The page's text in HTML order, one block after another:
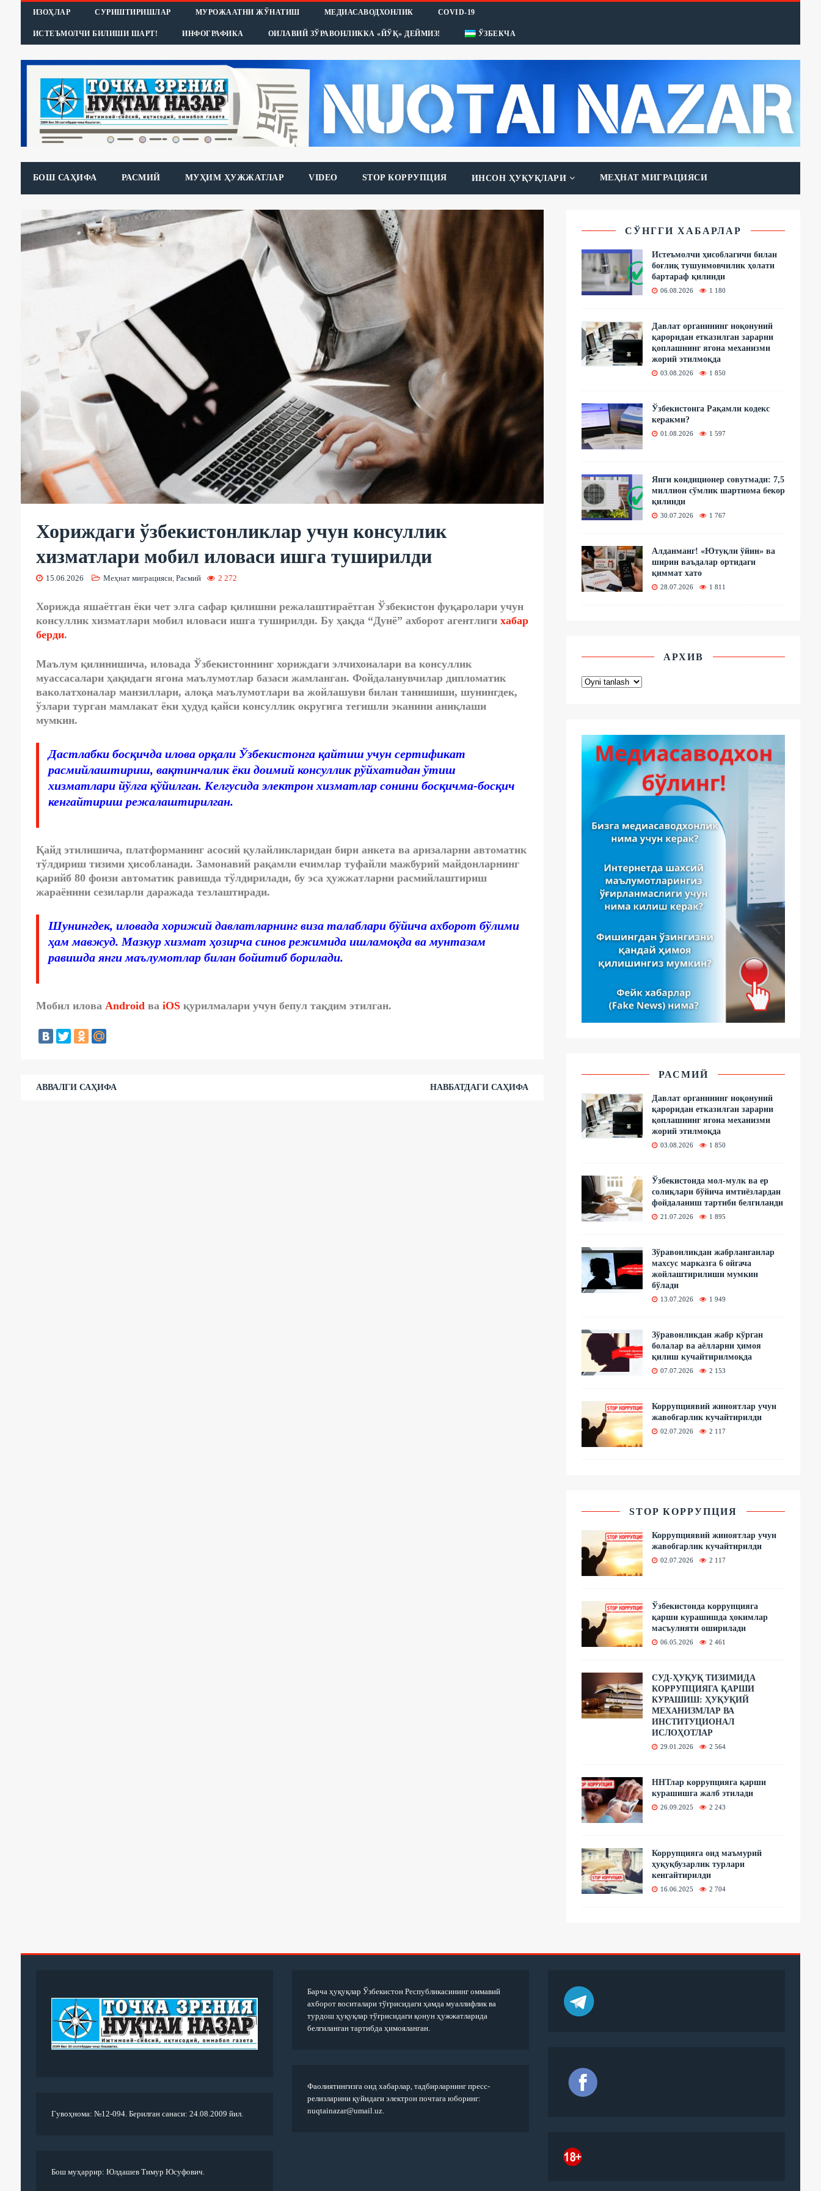
ИЗОҲЛАР СУРИШТИРИШЛАР МУРОЖААТНИ ЖЎНАТИШ МЕДИАСАВОДХОНЛИК COVID-19
ИСТЕЪМОЛЧИ БИЛИШИ ШАРТ! ИНФОГРАФИКА ОИЛАВИЙ ЗЎРАВОНЛИККА «ЙЎҚ» ДЕЙМИЗ! ЎЗБЕКЧА
БОШ САҲИФА РАСМИЙ МУҲИМ ҲУЖЖАТЛАР VIDEO STOP КОРРУПЦИЯ ИНСОН ҲУҚУҚЛАРИ МЕҲНАТ МИГРАЦИЯСИ
Хориждаги ўзбекистонликлар учун консуллик
хизматлари мобил иловаси ишга туширилди
15.06.2026 Меҳнат миграцияси, Расмий 2 272
Хорижда яшаётган ёки чет элга сафар қилишни режалаштираётган Ўзбекистон фуқаролари учун
консуллик хизматлари мобил иловаси ишга туширилди. Бу ҳақда “Дунё” ахборот агентлиги хабар
берди.
Маълум қилинишича, иловада Ўзбекистоннинг хориждаги элчихоналари ва консуллик
муассасалари ҳақидаги ягона маълумотлар базаси жамланган. Фойдаланувчилар дипломатик
ваколатхоналар манзиллари, алоқа маълумотлари ва жойлашуви билан танишиши, шунингдек,
ўзлари турган мамлакат ёки ҳудуд қайси консуллик округига тегишли эканини аниқлаши
мумкин.
Дастлабки босқичда илова орқали Ўзбекистонга қайтиш учун сертификат
расмийлаштириш, вақтинчалик ёки доимий консуллик рўйхатидан ўтиш
хизматлари йўлга қўйилган. Келгусида электрон хизматлар сонини босқичма-босқич
кенгайтириш режалаштирилган.
Қайд этилишича, платформанинг асосий қулайликларидан бири анкета ва аризаларни автоматик
тўлдириш тизими ҳисобланади. Замонавий рақамли ечимлар туфайли мажбурий майдонларнинг
қарийб 80 фоизи автоматик равишда тўлдирилади, бу эса ҳужжатларни расмийлаштириш
жараёнини сезиларли даражада тезлаштиради.
Шунингдек, иловада хорижий давлатларнинг виза талаблари бўйича ахборот бўлими
ҳам мавжуд. Мазкур хизмат ҳозирча синов режимида ишламоқда ва мунтазам
равишда янги маълумотлар билан бойитиб борилади.
Мобил илова Androidва iOSқурилмалари учун бепул тақдим этилган.
АВВАЛГИ САҲИФА НАВБАТДАГИ САҲИФА
СЎНГГИ ХАБАРЛАР
Истеъмолчи ҳисоблагичи билан
боғлиқ тушунмовчилик ҳолати
бартараф қилинди
06.08.2026 1 180
Давлат органининг ноқонуний
қароридан етказилган зарарни
қоплашнинг ягона механизми
жорий этилмоқда
03.08.2026 1 850
Ўзбекистонга Рақамли кодекс
керакми?
01.08.2026 1 597
Янги кондиционер совутмади: 7,5
миллион сўмлик шартнома бекор
қилинди
30.07.2026 1 767
Алданманг! «Ютуқли ўйин» ва
ширин ваъдалар ортидаги
қиммат хато
28.07.2026 1 811
АРХИВ
РАСМИЙ
Давлат органининг ноқонуний
қароридан етказилган зарарни
қоплашнинг ягона механизми
жорий этилмоқда
03.08.2026 1 850
Ўзбекистонда мол-мулк ва ер
солиқлари бўйича имтиёзлардан
фойдаланиш тартиби белгиланди
21.07.2026 1 895
Зўравонликдан жабрланганлар
махсус марказга 6 ойгача
жойлаштирилиши мумкин
бўлади
13.07.2026 1 949
Зўравонликдан жабр кўрган
болалар ва аёлларни ҳимоя
қилиш кучайтирилмоқда
07.07.2026 2 153
Коррупциявий жиноятлар учун
жавобгарлик кучайтирилди
02.07.2026 2 117
STOP КОРРУПЦИЯ
Коррупциявий жиноятлар учун
жавобгарлик кучайтирилди
02.07.2026 2 117
Ўзбекистонда коррупцияга
қарши курашишда ҳокимлар
масъулияти оширилади
06.05.2026 2 461
СУД-ҲУҚУҚ ТИЗИМИДА
КОРРУПЦИЯГА ҚАРШИ
КУРАШИШ: ҲУҚУҚИЙ
МЕХАНИЗМЛАР ВА
ИНСТИТУЦИОНАЛ
ИСЛОҲОТЛАР
29.01.2026 2 564
ННТлар коррупцияга қарши
курашишга жалб этилади
26.09.2025 2 243
Коррупцияга оид маъмурий
ҳуқуқбузарлик турлари
кенгайтирилди
16.06.2025 2 704
Гувоҳнома: №12-094. Берилган санаси: 24.08.2009 йил.
Бош муҳаррир: Юлдашев Тимур Юсуфович.
Барча ҳуқуқлар Ўзбекистон Республикасининг оммавий
ахборот воситалари тўғрисидаги ҳамда муаллифлик ва
турдош ҳуқуқлар тўғрисидаги қонун ҳужжатларида
белгиланган тартибда ҳимояланган.
Фаолиятингизга оид хабарлар, тадбирларнинг пресс-
релизларини қуйидаги электрон почтага юборинг:
nuqtainazar@umail.uz.